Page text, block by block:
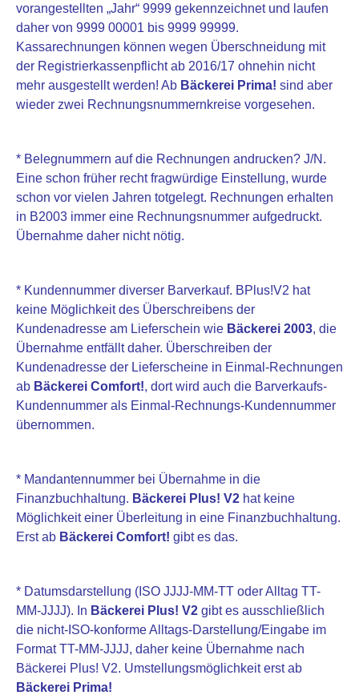
vorangestellten „Jahr“ 9999 gekennzeichnet und laufen
daher von 9999 00001 bis 9999 99999.
Kassarechnungen können wegen Überschneidung mit
der Registrierkassenpflicht ab 2016/17 ohnehin nicht
mehr ausgestellt werden! Ab Bäckerei Prima! sind aber
wieder zwei Rechnungsnummernkreise vorgesehen.
* Belegnummern auf die Rechnungen andrucken? J/N.
Eine schon früher recht fragwürdige Einstellung, wurde
schon vor vielen Jahren totgelegt. Rechnungen erhalten
in B2003 immer eine Rechnungsnummer aufgedruckt.
Übernahme daher nicht nötig.
* Kundennummer diverser Barverkauf. BPlus!V2 hat
keine Möglichkeit des Überschreibens der
Kundenadresse am Lieferschein wie Bäckerei 2003, die
Übernahme entfällt daher. Überschreiben der
Kundenadresse der Lieferscheine in Einmal-Rechnungen
ab Bäckerei Comfort!, dort wird auch die Barverkaufs-
Kundennummer als Einmal-Rechnungs-Kundennummer
übernommen.
* Mandantennummer bei Übernahme in die
Finanzbuchhaltung. Bäckerei Plus! V2 hat keine
Möglichkeit einer Überleitung in eine Finanzbuchhaltung.
Erst ab Bäckerei Comfort! gibt es das.
* Datumsdarstellung (ISO JJJJ-MM-TT oder Alltag TT-
MM-JJJJ). In Bäckerei Plus! V2 gibt es ausschließlich
die nicht-ISO-konforme Alltags-Darstellung/Eingabe im
Format TT-MM-JJJJ, daher keine Übernahme nach
Bäckerei Plus! V2. Umstellungsmöglichkeit erst ab
Bäckerei Prima!